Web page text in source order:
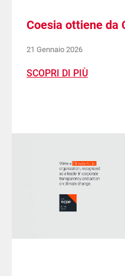
Coesia ottiene da
21 Gennaio 2026
SCOPRI DI PIÙ